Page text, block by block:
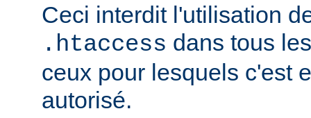
Ceci interdit l'utilisation
.htaccess dans tous
ceux pour lesquels c'est
autorisé.